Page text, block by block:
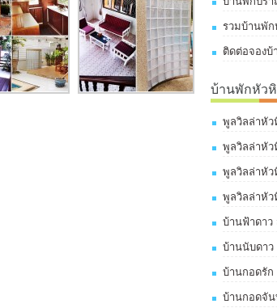
รวมบ้านพั
ติดต่อจอง
บ้านพักหัว
พูลวิลล่าหัว
พูลวิลล่าหัว
พูลวิลล่าหัว
พูลวิลล่าหัว
บ้านฟ้าดาว
บ้านนับดาว
บ้านกอดรั
บ้านกอดจั